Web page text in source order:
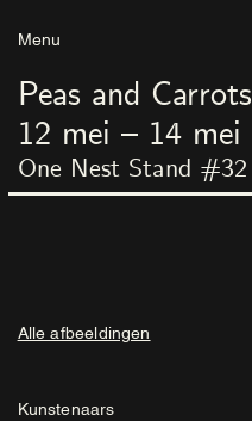
Menu
Peas and Carrots
12 mei – 14 mei
One Nest Stand #32
Alle afbeeldingen
Kunstenaars